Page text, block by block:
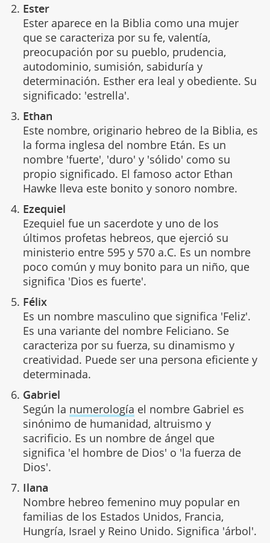
Ester
Ester aparece en la Biblia como una mujer
que se caracteriza por su fe, valentía,
preocupación por su pueblo, prudencia,
autodominio, sumisión, sabiduría y
determinación. Esther era leal y obediente. Su
significado: 'estrella'.
Ethan
Este nombre, originario hebreo de la Biblia, es
la forma inglesa del nombre Etán. Es un
nombre 'fuerte', 'duro' y 'sólido' como su
propio significado. El famoso actor Ethan
Hawke lleva este bonito y sonoro nombre.
Ezequiel
Ezequiel fue un sacerdote y uno de los
últimos profetas hebreos, que ejerció su
ministerio entre 595 y 570 a.C. Es un nombre
poco común y muy bonito para un niño, que
significa 'Dios es fuerte'.
Félix
Es un nombre masculino que significa 'Feliz'.
Es una variante del nombre Feliciano. Se
caracteriza por su fuerza, su dinamismo y
creatividad. Puede ser una persona eficiente y
determinada.
Gabriel
Según la numerología el nombre Gabriel es
sinónimo de humanidad, altruismo y
sacrificio. Es un nombre de ángel que
significa 'el hombre de Dios' o 'la fuerza de
Dios'.
Ilana
Nombre hebreo femenino muy popular en
familias de los Estados Unidos, Francia,
Hungría, Israel y Reino Unido. Significa 'árbol'.